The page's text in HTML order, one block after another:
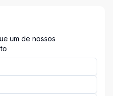
um de nossos